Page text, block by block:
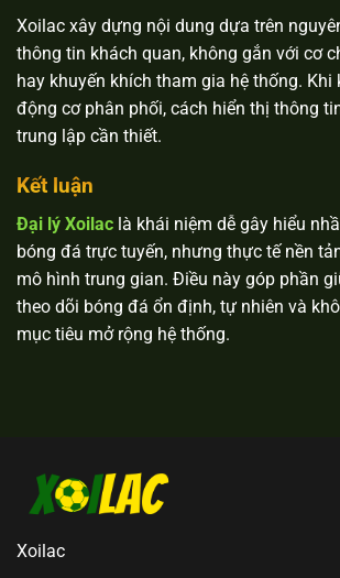
Xoilac xây dựng nội dung dựa trên
thông tin khách quan, không gắn với cơ
hay khuyến khích tham gia hệ thống. Khi
động cơ phân phối, cách hiển thị thông
trung lập cần thiết.
Kết luận
Đại lý Xoilac là khái niệm dễ gây hiểu
bóng đá trực tuyến, nhưng thực tế nền
mô hình trung gian. Điều này góp phần
theo dõi bóng đá ổn định, tự nhiên và
mục tiêu mở rộng hệ thống.
Xoilac